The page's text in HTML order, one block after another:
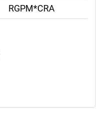
RGPM*CRA